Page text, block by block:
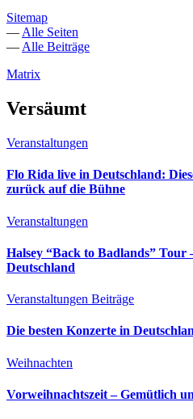
Sitemap
— Alle Seiten
— Alle Beiträge
Matrix
Versäumt
Veranstaltungen
Flo Rida live in Deutschland:
zurück auf die Bühne
Veranstaltungen
Halsey “Back to Badlands” Tour
Deutschland
Veranstaltungen Beiträge
Die besten Konzerte in
Weihnachten
Vorweihnachtszeit – Gemütlich